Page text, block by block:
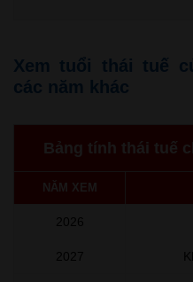
Xem tuổi thái tuế
các năm khác
Bảng tính thái tuế
NĂM XEM
2026
2027